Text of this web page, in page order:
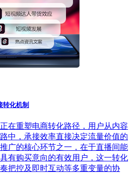
转化机制
在重塑电商转化路径，用户从内容
中，承接效率直接决定流量价值的
广的核心环节之一，在于直播间能
有购买意向的有效用户，这一转化
把控及即时互动等多重变量的协